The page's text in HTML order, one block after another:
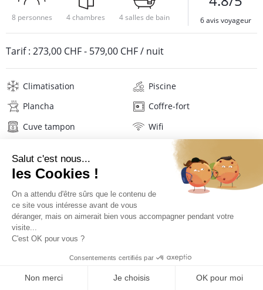
8 personnes 4 chambres 4 salles de bain 6 avis voyageur
Tarif : 273,00 CHF- 579,00 CHF/ nuit
Climatisation
Piscine
Plancha
Coffre-fort
Cuve tampon
Wifi
Lave-linge
Sèche-linge
Mat. de repassage
Serviettes de plage
Linge de maison
TARIFS ET RÉSERVATION